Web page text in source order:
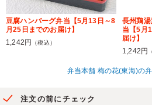
豆腐ハンバーグ弁当【5月13日～8
月25日までのお届け】
1,242円
（税込）
長州鶏
当【5月
届け】
1,242円
弁当本舗 梅の花(東海)の
注文の前にチェック